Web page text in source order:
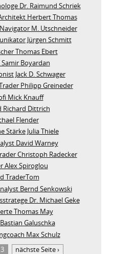
Dr. Raimund Schriek
Herbert Thomas
M. Utschneider
Jürgen Schmitt
Thomas Ebert
Boyardan
Jack D. Schwager
Philipp Greineder
Mick Knauff
Richard Dittrich
Flender
Stärke Julia Thiele
David Warney
Christoph Radecker
Alex Spiroglou
TraderTom
Bernd Senkowski
Dr. Michael Geke
Thomas May
Galuschka
Max Schulz
nächste Seite ›